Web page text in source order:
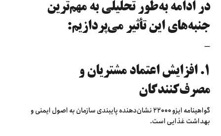
در ادامه به‌طور تحلیلی به مهم‌ترین
جنبه‌های این تأثیر می‌پردازیم:
—
۱. افزایش اعتماد مشتریان و
مصرف‌کنندگان
گواهینامه ایزو ۲۲۰۰۰ نشان‌دهنده پایبندی سازمان به اصول ایمنی و
بهداشت غذایی است.